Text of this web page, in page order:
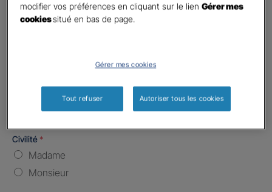
Batiment / Local commercial
Autre
Non
Civilité *
Madame
Monsieur
modifier vos préférences en cliquant sur le lienGérer mes
cookiessitué en bas de page.
Gérer mes cookies
Tout refuser Autoriser tous les cookies